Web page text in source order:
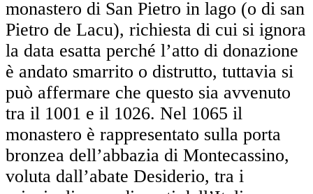
monastero di San Pietro in lago (o di san
Pietro de Lacu), richiesta di cui si ignora
la data esatta perché l’atto di donazione
è andato smarrito o distrutto, tuttavia si
può affermare che questo sia avvenuto
tra il 1001 e il 1026. Nel 1065 il
monastero è rappresentato sulla porta
bronzea dell’abbazia di Montecassino,
voluta dall’abate Desiderio, tra i